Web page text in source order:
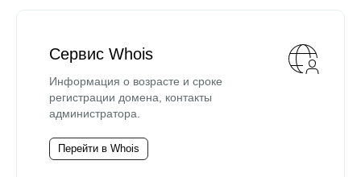
Сервис Whois
Информация о возрасте и сроке
регистрации домена, контакты
администратора.
Перейти в Whois